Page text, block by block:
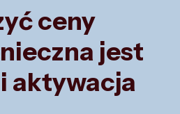
ceny
jest
aktywacja